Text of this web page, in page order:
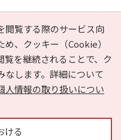
閲覧する際のサービス向
、クッキー（Cookie）
を継続されることで、ク
なします。詳細について
人情報の取り扱いについ
ける
お気に入り
ヘルプ
いて
運営会社
るお問い合わせ